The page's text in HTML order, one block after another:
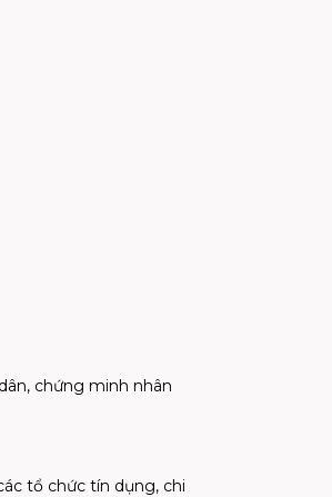
chứng minh nhân
tổ chức tín dụng, chi